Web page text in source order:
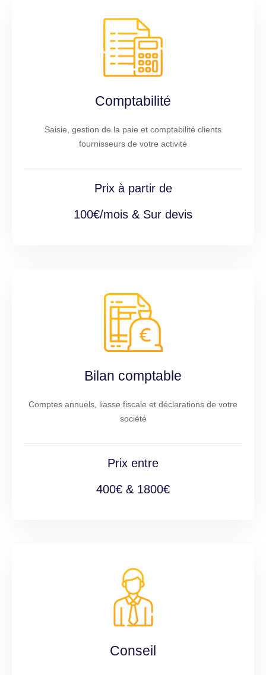
Comptabilité
Saisie, gestion de la paie et comptabilité clients
fournisseurs de votre activité
Prix à partir de
100€/mois & Sur devis
Bilan comptable
Comptes annuels, liasse fiscale et déclarations de votre
société
Prix entre
400€ & 1800€
Conseil